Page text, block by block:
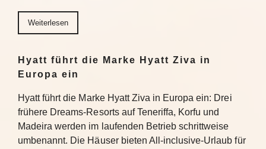
Weiterlesen
Hyatt führt die Marke Hyatt Ziva in
Europa ein
Hyatt führt die Marke Hyatt Ziva in Europa ein: Drei
frühere Dreams-Resorts auf Teneriffa, Korfu und
Madeira werden im laufenden Betrieb schrittweise
umbenannt. Die Häuser bieten All-inclusive-Urlaub für